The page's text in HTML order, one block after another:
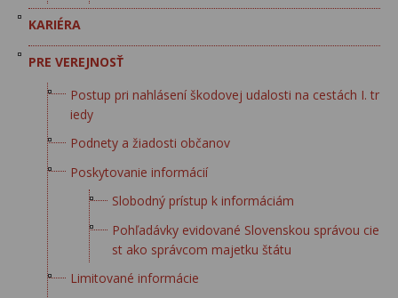
KARIÉRA
PRE VEREJNOSŤ
Postup pri nahlásení škodovej udalosti na cestách I. tr
iedy
Podnety a žiadosti občanov
Poskytovanie informácií
Slobodný prístup k informáciám
Pohľadávky evidované Slovenskou správou cie
st ako správcom majetku štátu
Limitované informácie